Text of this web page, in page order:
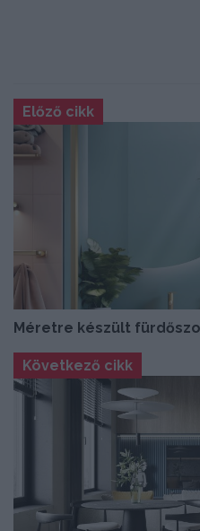
Előző cikk
Méretre készült
Következő cikk